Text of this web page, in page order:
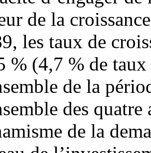
de la
les taux de
% (4,7 % de
de la
des
de la